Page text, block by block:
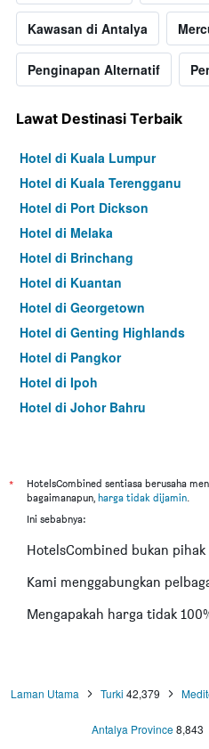
Kawasan di Antalya
Penginapan Alternatif
Lawat Destinasi Terbaik
Hotel di Kuala Lumpur
Hotel di Kuala Terengganu
Hotel di Port Dickson
Hotel di Melaka
Hotel di Brinchang
Hotel di Kuantan
Hotel di Georgetown
Hotel di Genting Highlands
Hotel di Pangkor
Hotel di Ipoh
Hotel di Johor Bahru
Hotel di Kuching
Hotel di Tokyo
Hotel di Bangkok
Hotel di Putrajaya
Hotel di Shah Alam
Hotel di Cherating
*
HotelsCombined sentiasa berusaha
bagaimanapun, harga tidak dijamin.
Ini sebabnya:
HotelsCombined bukan
Kami menggabungkan
Mengapakah harga tidak
Laman Utama Turki 42,379
Antalya Province8,843